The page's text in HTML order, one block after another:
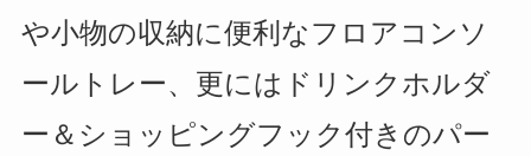
や小物の収納に便利なフロアコンソ
ールトレー、更にはドリンクホルダ
ー＆ショッピングフック付きのパー